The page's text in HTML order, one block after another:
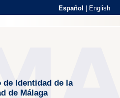
Español English
de Identidad de la
de Málaga